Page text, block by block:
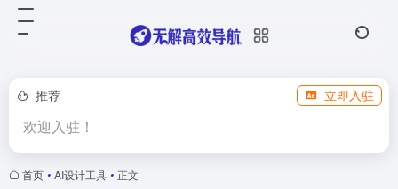
推荐 立即入驻
欢迎入驻！
首页 • AI设计工具 • 正文